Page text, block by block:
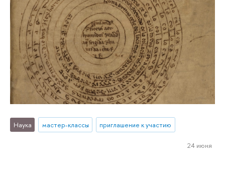
Наука мастер-классы приглашение к участию
24 июня